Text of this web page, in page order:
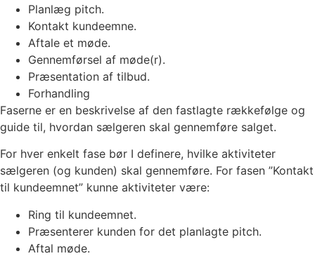
Planlæg pitch.
Kontakt kundeemne.
Aftale et møde.
Gennemførsel af møde(r).
Præsentation af tilbud.
Forhandling
Faserne er en beskrivelse af den fastlagte rækkefølge og
guide til, hvordan sælgeren skal gennemføre salget.
For hver enkelt fase bør I definere, hvilke aktiviteter
sælgeren (og kunden) skal gennemføre. For fasen ”Kontakt
til kundeemnet” kunne aktiviteter være:
Ring til kundeemnet.
Præsenterer kunden for det planlagte pitch.
Aftal møde.